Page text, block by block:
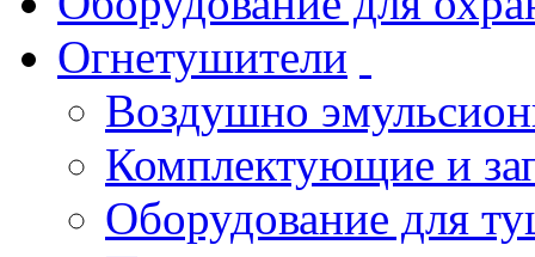
Огнетушители
Воздушно
Комплектующие и
Оборудование для